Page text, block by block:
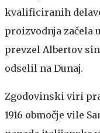
kvalificiranih
proizvodnja začela
prevzel Albertov sin
odselil na Dunaj.
Zgodovinski viri
1916 območje vile